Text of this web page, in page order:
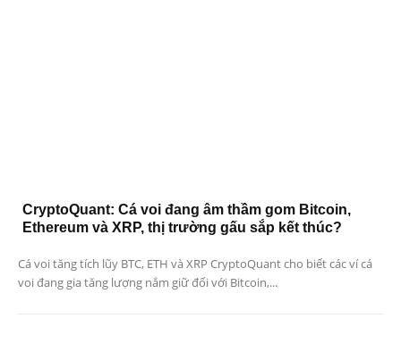
CryptoQuant: Cá voi đang âm thầm gom Bitcoin,
Ethereum và XRP, thị trường gấu sắp kết thúc?
Cá voi tăng tích lũy BTC, ETH và XRP CryptoQuant cho biết các ví cá
voi đang gia tăng lượng nắm giữ đối với Bitcoin,...